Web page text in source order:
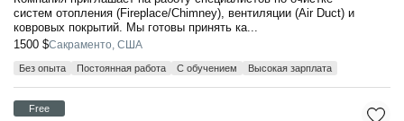
систем отопления (Fireplace/Chimney), вентиляции (Air Duct) и
ковровых покрытий. Мы готовы принять ка...
1500 $Сакраменто, США
Без опыта Постоянная работа С обучением Высокая зарплата
Free